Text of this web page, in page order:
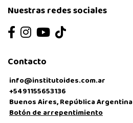
Nuestras redes sociales
Contacto
info@institutoides.com.ar
+5491155653136
Buenos Aires, República Argentina
Botón de arrepentimiento